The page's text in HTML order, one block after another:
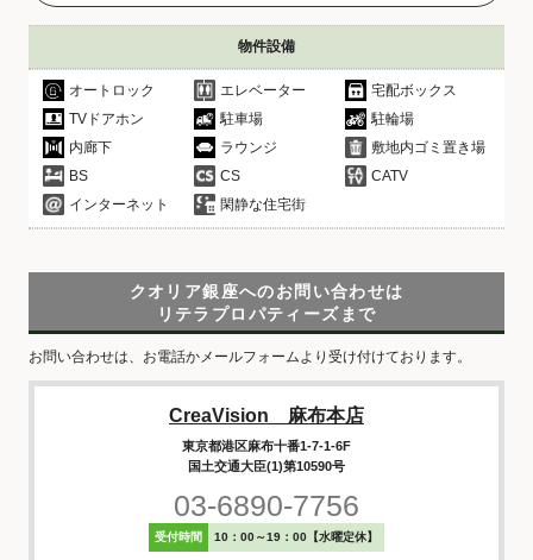
物件設備
オートロック エレベーター
宅配ボックス
TVドアホン
駐車場
駐輪場
内廊下
ラウンジ
敷地内ゴミ置き場
BS
CS
CATV
インターネット
閑静な住宅街
クオリア銀座へのお問い合わせは
リテラプロパティーズまで
お問い合わせは、お電話かメールフォームより受け付けております。
CreaVision 麻布本店
東京都港区麻布十番1-7-1-6F
国土交通大臣(1)第10590号
03-6890-7756
受付時間 10：00～19：00【水曜定休】